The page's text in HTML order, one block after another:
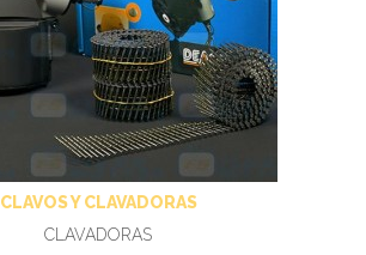
CLAVOS Y CLAVADORAS
CLAVADORAS